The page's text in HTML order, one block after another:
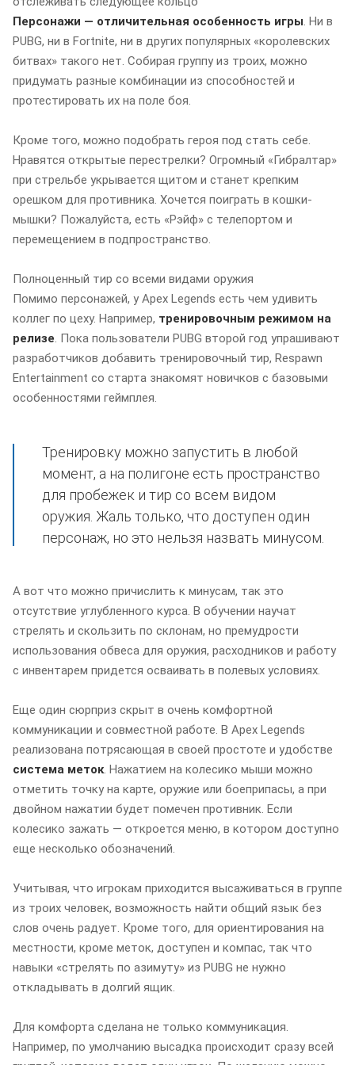
Персонажи — отличительная особенность игры. Ни в
PUBG, ни в Fortnite, ни в других популярных «королевских
битвах» такого нет. Собирая группу из троих, можно
придумать разные комбинации из способностей и
протестировать их на поле боя.
Кроме того, можно подобрать героя под стать себе.
Нравятся открытые перестрелки? Огромный «Гибралтар»
при стрельбе укрывается щитом и станет крепким
орешком для противника. Хочется поиграть в кошки-
мышки? Пожалуйста, есть «Рэйф» с телепортом и
перемещением в подпространство.
Полноценный тир со всеми видами оружия
Помимо персонажей, у Apex Legends есть чем удивить
коллег по цеху. Например, тренировочным режимом на
релизе. Пока пользователи PUBG второй год упрашивают
разработчиков добавить тренировочный тир, Respawn
Entertainment со старта знакомят новичков с базовыми
особенностями геймплея.
Тренировку можно запустить в любой
момент, а на полигоне есть пространство
для пробежек и тир со всем видом
оружия. Жаль только, что доступен один
персонаж, но это нельзя назвать минусом.
А вот что можно причислить к минусам, так это
отсутствие углубленного курса. В обучении научат
стрелять и скользить по склонам, но премудрости
использования обвеса для оружия, расходников и работу
с инвентарем придется осваивать в полевых условиях.
Еще один сюрприз скрыт в очень комфортной
коммуникации и совместной работе. В Apex Legends
реализована потрясающая в своей простоте и удобстве
система меток. Нажатием на колесико мыши можно
отметить точку на карте, оружие или боеприпасы, а при
двойном нажатии будет помечен противник. Если
колесико зажать — откроется меню, в котором доступно
еще несколько обозначений.
Учитывая, что игрокам приходится высаживаться в группе
из троих человек, возможность найти общий язык без
слов очень радует. Кроме того, для ориентирования на
местности, кроме меток, доступен и компас, так что
навыки «стрелять по азимуту» из PUBG не нужно
откладывать в долгий ящик.
Для комфорта сделана не только коммуникация.
Например, по умолчанию высадка происходит сразу всей